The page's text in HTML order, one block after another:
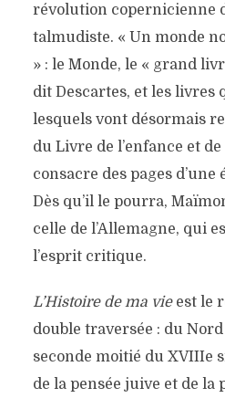
révolution copernicienne
talmudiste. « Un monde
» : le Monde, le « grand
dit Descartes, et les livres
lesquels vont désormais
du Livre de l’enfance et
consacre des pages
Dès qu’il le pourra,
celle de l’Allemagne, qui
l’esprit critique.
L’Histoire de ma vieest le
double traversée : du Nord
seconde moitié du XVIIIe
de la pensée juive et de la